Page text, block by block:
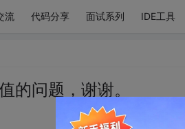
流 代码分享 面试系列 IDE工具
的问题，谢谢。